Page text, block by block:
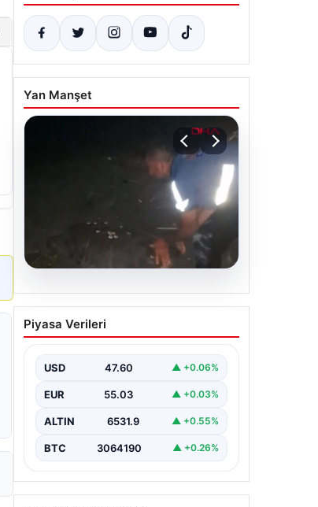
Yan Manşet
Sahilde yönünü şaşıran
caretta carettayı
ulaştırdı
Piyasa Verileri
USD 47.60 ▲ +0.06%
EUR 55.03 ▲ +0.03%
ALTIN 6531.9 ▲ +0.55%
BTC 3064190 ▲ +0.26%